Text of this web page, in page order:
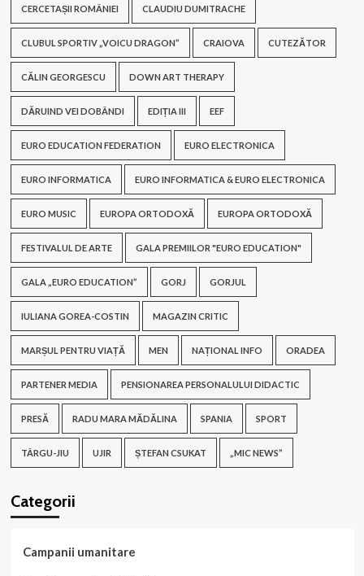
CERCETAȘII ROMÂNIEI CLAUDIU DUMITRACHE
CLUBUL SPORTIV „VOICU DRAGON” CRAIOVA CUTEZĂTOR
CĂLIN GEORGESCU DOWN ART THERAPY
DĂRUIND VEI DOBÂNDI EDIȚIA III EEF
EURO EDUCATION FEDERATION EURO ELECTRONICA
EURO INFORMATICA EURO INFORMATICA & EURO ELECTRONICA
EURO MUSIC EUROPA ORTODOXĂ EUROPA ORTODOXĂ
FESTIVALUL DE ARTE GALA PREMIILOR "EURO EDUCATION"
GALA „EURO EDUCATION” GORJ GORJUL
IULIANA GOREA-COSTIN MAGAZIN CRITIC
MARȘUL PENTRU VIAȚĂ MEN NAȚIONAL INFO ORADEA
PARTENER MEDIA PENSIONAREA PERSONALULUI DIDACTIC
PRESĂ RADU MARA MĂDĂLINA SPANIA SPORT
TÂRGU-JIU UJIR ȘTEFAN CSUKAT „MIC NEWS”
Categorii
Campanii umanitare